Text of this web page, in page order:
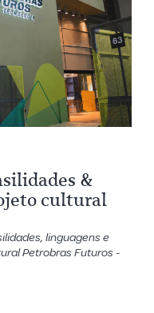
&
cultural
linguagens e
Petrobras Futuros -